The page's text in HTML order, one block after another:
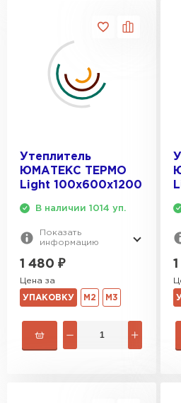
Утеплитель
ЮМАТЕКС ТЕРМО
Light 100х600х1200
В наличии 1014 уп.
Показать
информацию
1 480 ₽
Цена за
УПАКОВКУ М2 М3
ПЕРЕЙТИ
Утеплитель Basfiber
Утеплитель Xotpipe